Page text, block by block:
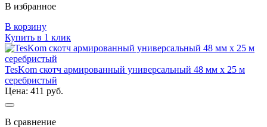
В избранное
В корзину
Купить в 1 клик
TesKom скотч армированный универсальный 48 мм х 25 м
серебристый
Цена: 411 руб.
В сравнение